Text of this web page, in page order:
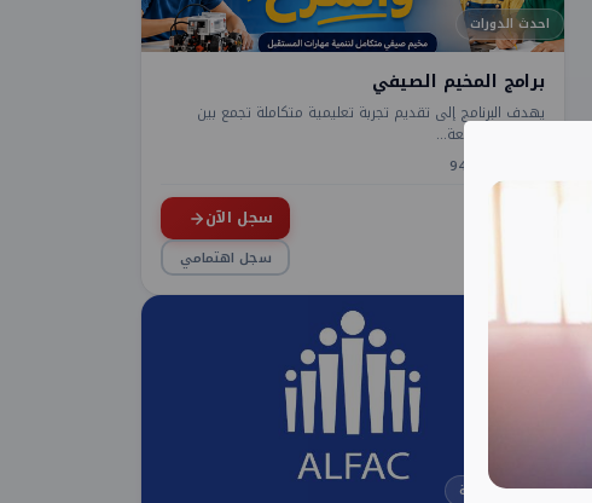
احدث الدورات
برامج المخيم الصيفي
يهدف البرنامج إلى تقديم تجربة تعليمية متكاملة تجمع بين
المعرفة والمتعة...
94
سجل الآن
سجل اهتمامي
الدورات الادارية